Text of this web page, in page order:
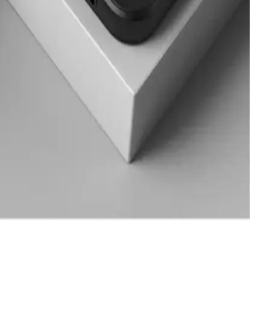
aksesuarlar: Kamera koruyucu
için tasarlanmış EVAX taşlı lens koruyucu
kılıfı karşılaştırıyoruz. Hangi ürün
Koruma ve tasarım açısından detaylar
Tab A8 10.5 için en iyi kılıf
modeli için silikon ve kapaklı kılıf